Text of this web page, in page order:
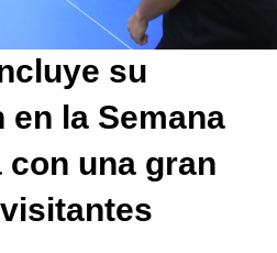
su
la Semana
con una gran